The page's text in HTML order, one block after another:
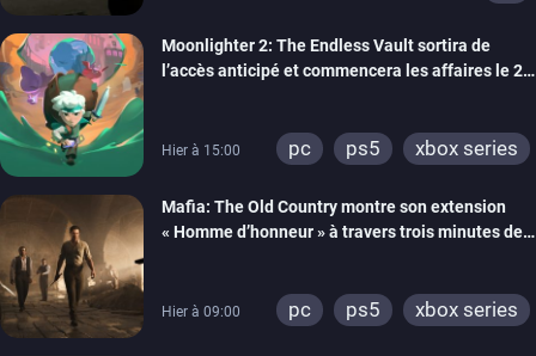
Moonlighter 2: The Endless Vault sortira de
l’accès anticipé et commencera les affaires le 2
Hier à 15:00 pc ps5 xbox series
Mafia: The Old Country montre son extension
« Homme d’honneur » à travers trois minutes de
Hier à 09:00 pc ps5 xbox series